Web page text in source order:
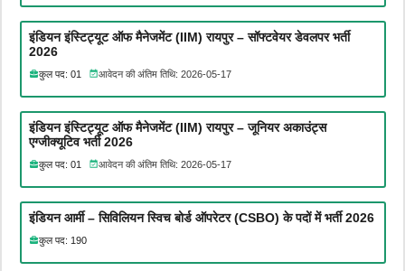
इंडियन इंस्टिट्यूट ऑफ मैनेजमेंट (IIM) रायपुर – सॉफ्टवेयर डेवलपर भर्ती
2026
कुल पद: 01 आवेदन की अंतिम तिथि: 2026-05-17
इंडियन इंस्टिट्यूट ऑफ मैनेजमेंट (IIM) रायपुर – जूनियर अकाउंट्स
एग्जीक्यूटिव भर्ती 2026
कुल पद: 01 आवेदन की अंतिम तिथि: 2026-05-17
इंडियन आर्मी – सिविलियन स्विच बोर्ड ऑपरेटर (CSBO) के पदों में भर्ती 2026
कुल पद: 190